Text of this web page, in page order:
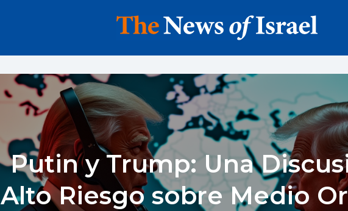
Putin y Trump: Una
Alto Riesgo sobre Medio